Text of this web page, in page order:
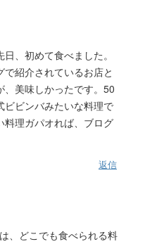
、初めて食べました。
紹介されているお店と
、美味しかったです。50
ビビンバみたいな料理で
料理ガパオれば、ブログ
返信
、どこでも食べられる料